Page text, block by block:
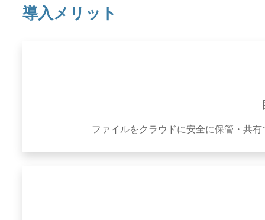
導入メリット
ファイルをクラウドに安全に保管・共